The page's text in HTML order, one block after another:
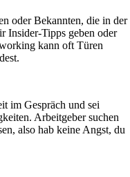
oder Bekannten, die in der
Insider-Tipps geben oder
kann oft Türen
im Gespräch und sei
Arbeitgeber suchen
also hab keine Angst, du